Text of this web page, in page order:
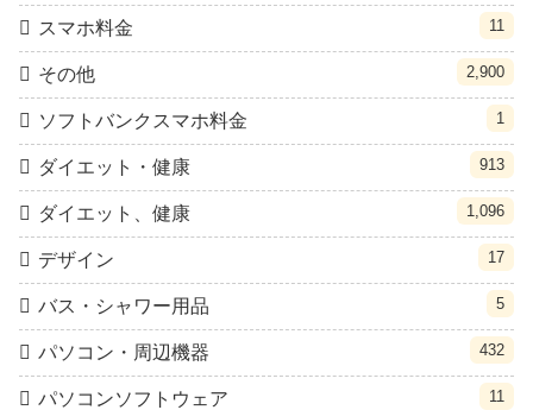
スマホ料金 11
その他 2,900
ソフトバンクスマホ料金 1
ダイエット・健康 913
ダイエット、健康 1,096
デザイン 17
バス・シャワー用品 5
パソコン・周辺機器 432
パソコンソフトウェア 11